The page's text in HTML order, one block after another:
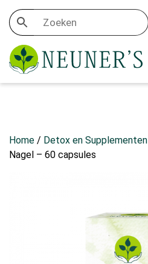
Home / Detox en Supplementen
Nagel – 60 capsules